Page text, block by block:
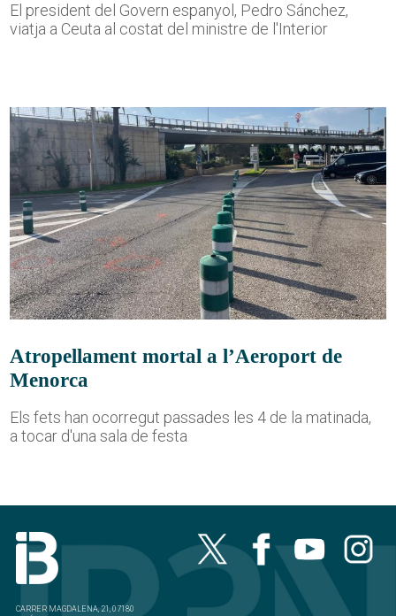
El president del Govern espanyol, Pedro Sánchez,
viatja a Ceuta al costat del ministre de l'Interior
Atropellament mortal a l’Aeroport de
Menorca
Els fets han ocorregut passades les 4 de la matinada,
a tocar d'una sala de festa
CARRER MAGDALENA, 21, 07180